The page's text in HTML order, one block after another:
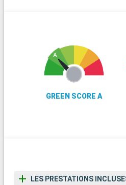
GREEN SCORE A
LES PRESTATIONS